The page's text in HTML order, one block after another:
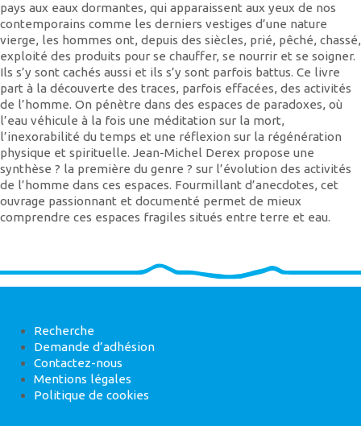
pays aux eaux dormantes, qui apparaissent aux yeux de nos
contemporains comme les derniers vestiges d’une nature
vierge, les hommes ont, depuis des siècles, prié, pêché, chassé,
exploité des produits pour se chauffer, se nourrir et se soigner.
Ils s’y sont cachés aussi et ils s’y sont parfois battus. Ce livre
part à la découverte des traces, parfois effacées, des activités
de l’homme. On pénètre dans des espaces de paradoxes, où
l’eau véhicule à la fois une méditation sur la mort,
l’inexorabilité du temps et une réflexion sur la régénération
physique et spirituelle. Jean-Michel Derex propose une
synthèse ? la première du genre ? sur l’évolution des activités
de l’homme dans ces espaces. Fourmillant d’anecdotes, cet
ouvrage passionnant et documenté permet de mieux
comprendre ces espaces fragiles situés entre terre et eau.
Recherche
Demande d’adhésion
Contactez-nous
Mentions légales
Politique de cookies